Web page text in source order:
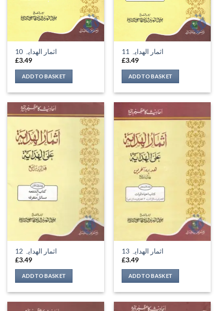
اثمار الھدایہ 10
£3.49
ADD TO BASKET
اثمار الھدایہ 11
£3.49
ADD TO BASKET
اثمار الھدایہ 12
£3.49
ADD TO BASKET
اثمار الھدایہ 13
£3.49
ADD TO BASKET